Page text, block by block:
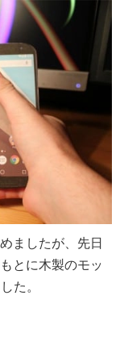
ましたが、先日
とに木製のモッ
た。